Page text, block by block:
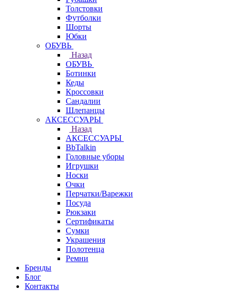
Толстовки
Футболки
Шорты
Юбки
ОБУВЬ
Назад
ОБУВЬ
Ботинки
Кеды
Кроссовки
Сандалии
Шлепанцы
АКСЕССУАРЫ
Назад
АКСЕССУАРЫ
BbTalkin
Головные уборы
Игрушки
Носки
Очки
Перчатки/Варежки
Посуда
Рюкзаки
Сертификаты
Сумки
Украшения
Полотенца
Ремни
Бренды
Блог
Контакты